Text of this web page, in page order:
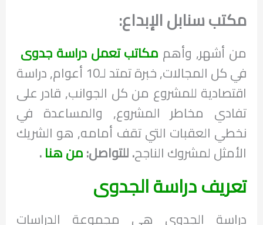
مكتب سنابل الإبداع:
من أشهر, وأهم مكاتب تعمل دراسة جدوى
في كل المجالات, خبرة تمتد لـ10 أعوام, دراسة
اقتصادية للمشروع من كل الجوانب, قادر على
تفادي مخاطر المشروع, والمساعدة في
نخطي العقبات التي تقف أمامه, هو الشريك
الأمثل لمشروك الناجح. للتواصل:من هنا.
تعريف دراسة الجدوى
دراسة الجدوى هي مجموعة الدراسات